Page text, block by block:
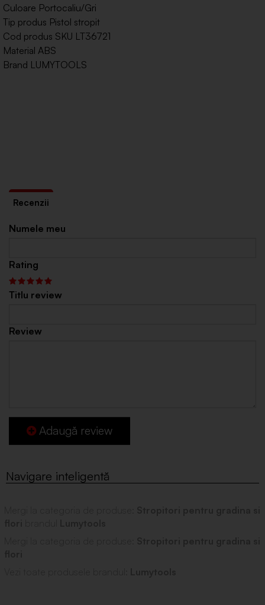
Culoare Portocaliu/Gri
Tip produs Pistol stropit
Cod produs SKU LT36721
Material ABS
Brand LUMYTOOLS
Numele meu
Rating
Titlu review
Review
Adaugă review